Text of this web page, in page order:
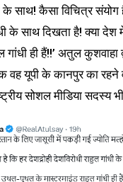
के साथ! कैसा विचित्र संयोग
के साथ दिखता है! क्या
ही हैं!!’ अतुल कुशवाहा
वह यूपी के कानपुर का रहने
सोशल मीडिया सदस्य